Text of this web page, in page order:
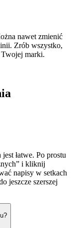
nawet zmienić
Zrób wszystko,
Twojej marki.
łatwe. Po prostu
i kliknij
napisy w setkach
jeszcze szerszej